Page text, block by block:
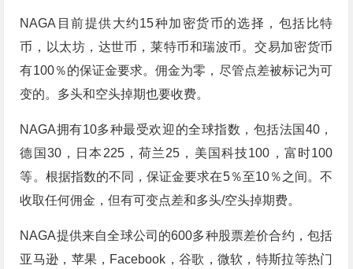
NAGA目前提供大约15种加密货币的选择，包括比特
币，以太坊，达世币，莱特币和瑞波币。交易加密货币
有100％的保证金要求。佣金为零，尽管点差被标记为可
变的。多头和空头掉期也要收费。
NAGA拥有10多种最受欢迎​​的全球指数，包括法国40，
德国30，日本225，荷兰25，美国科技100，富时100
等。根据指数的不同，保证金要求在5％至10％之间。不
收取任何佣金，但有可变点差和多头/空头掉期费。
NAGA提供来自全球公司的600多种股票差价合约，包括
亚马逊，苹果，Facebook，谷歌，微软，特斯拉等热门